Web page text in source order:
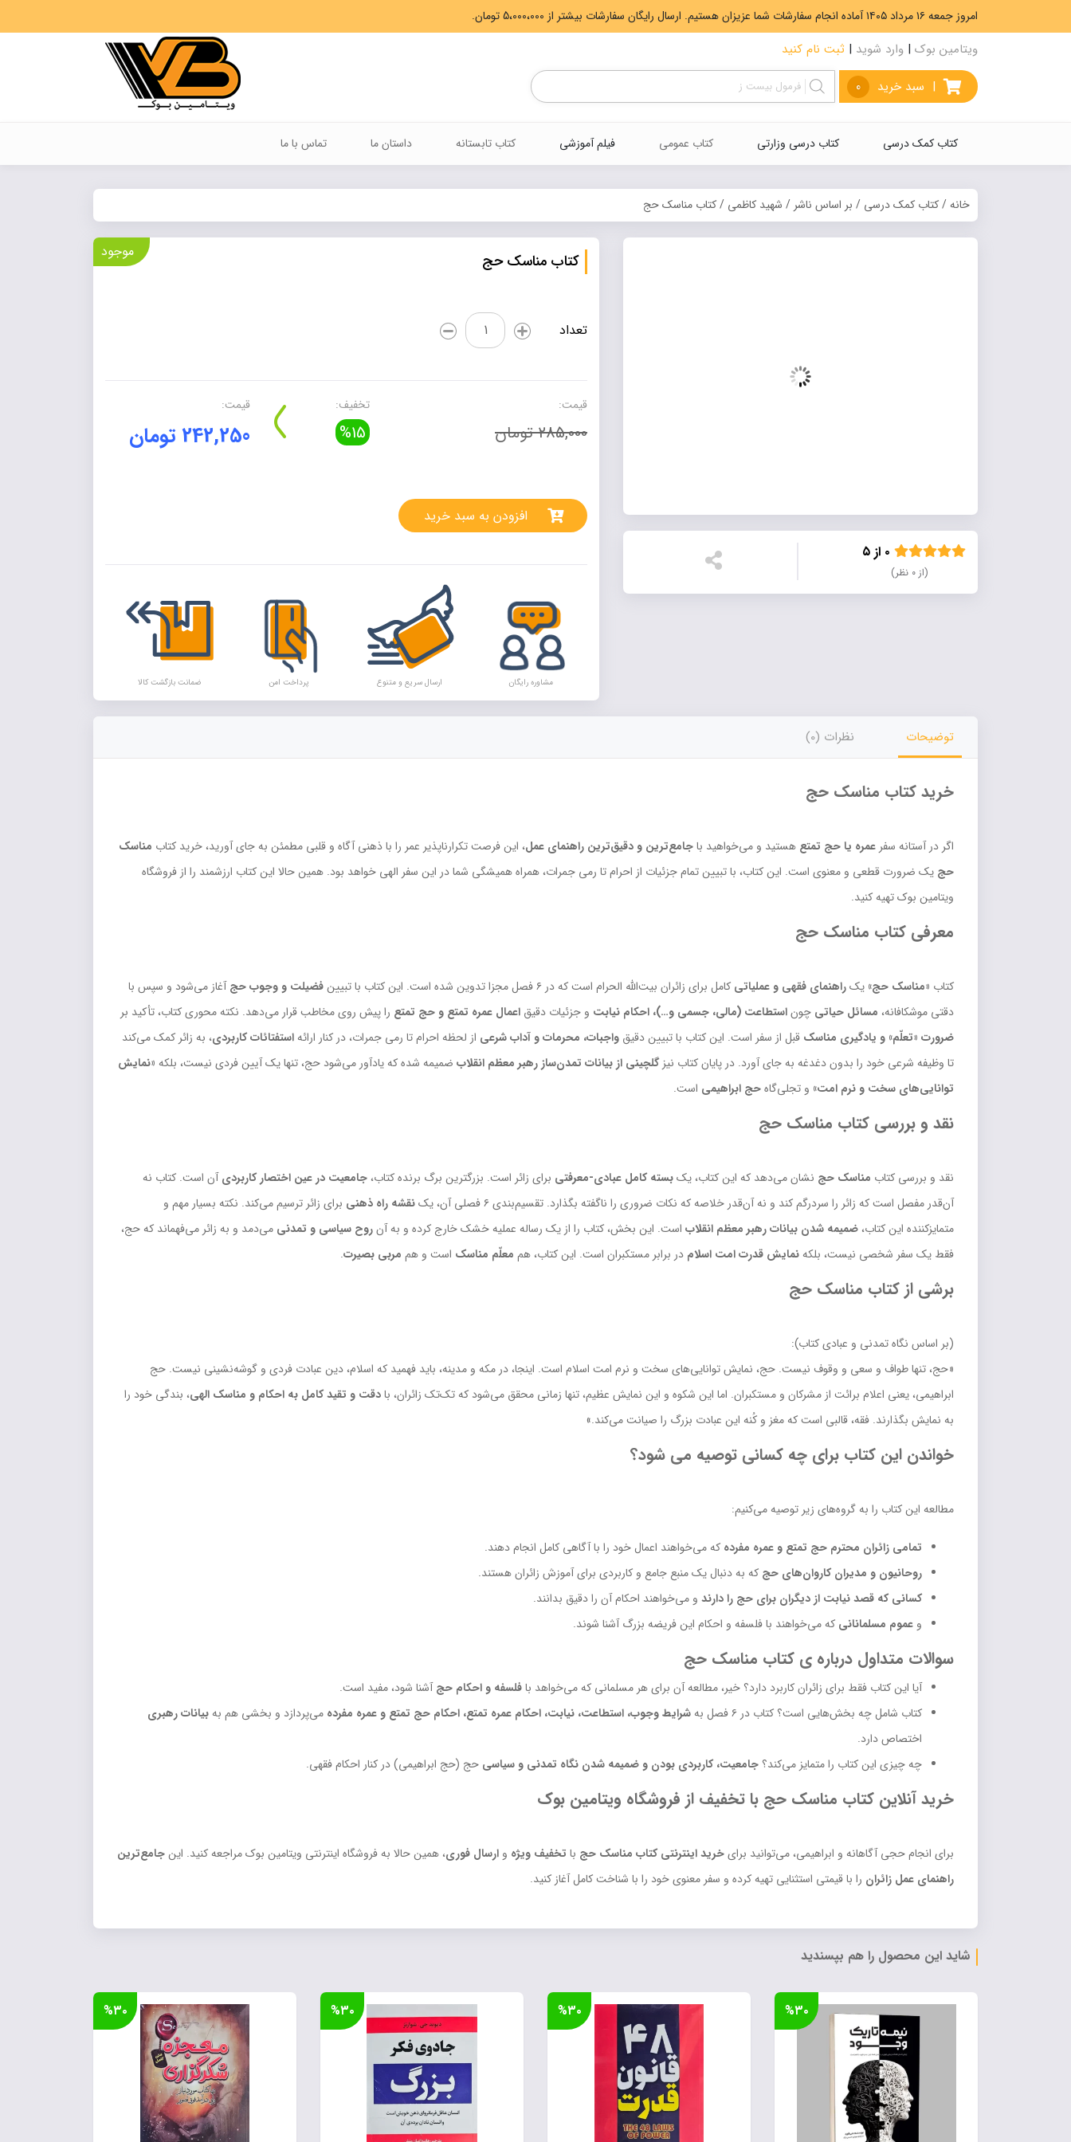
امروز جمعه ۱۶ مرداد ۱۴۰۵ آماده انجام سفارشات شما عزیزان هستیم. ارسال رایگان سفارشات بیشتر از 5،000،000 تومان.
ویتامین بوک | وارد شوید | ثبت نام کنید
| سبد خرید 0
Products
search
کتاب کمک درسی کتاب درسی وزارتی کتاب عمومی فیلم آموزشی کتاب تابستانه داستان ما تماس با ما
خانه/کتاب کمک درسی / بر اساس ناشر / شهید کاظمی / کتاب مناسک حج
(از ۰ نظر)
کتاب مناسک حج موجود
تعداد
کتاب
مناسک
عدد
قیمت:
285,000 تومان
تخفیف:
%15
قیمت:
242,250 تومان
افزودن به سبد خرید
مشاوره رایگان ارسال سریع و متنوع پرداخت امن ضمانت بازگشت کالا
توضیحات نظرات (0)
خرید کتاب مناسک حج
اگر در آستانه سفر عمره یا حج تمتع هستید و می‌خواهید باجامع‌ترین و دقیق‌ترین راهنمای عمل، این فرصت تکرارناپذیر عمر را با ذهنی آگاه و قلبی مطمئن به جای آورید، خرید کتاب مناسک
حج یک ضرورت قطعی و معنوی است. این کتاب، با تبیین تمام جزئیات از احرام تا رمی جمرات، همراه همیشگی شما در این سفر الهی خواهد بود. همین حالا این کتاب ارزشمند را از فروشگاه
ویتامین بوک تهیه کنید.
معرفی کتاب مناسک حج
کتاب «مناسک حج» یکراهنمای فقهی و عملیاتی کامل برای زائران بیت‌الله الحرام است که در ۶ فصل مجزا تدوین شده است. این کتاب با تبیین فضیلت و وجوب حجآغاز می‌شود و سپس با
دقتی موشکافانه، مسائل حیاتی چوناستطاعت (مالی، جسمی و…)، احکام نیابت و جزئیات دقیق اعمال عمره تمتع و حج تمتع را پیش روی مخاطب قرار می‌دهد. نکته محوری کتاب، تأکید بر
ضرورت «تعلّم» و یادگیری مناسک قبل از سفر است. این کتاب با تبیین دقیق واجبات، محرمات و آداب شرعی از لحظه احرام تا رمی جمرات، در کنار ارائهاستفتائات کاربردی، به زائر کمک می‌کند
تا وظیفه شرعی خود را بدون دغدغه به جای آورد. در پایان کتاب نیزگلچینی از بیانات تمدن‌ساز رهبر معظم انقلاب ضمیمه شده که یادآور می‌شود حج، تنها یک آیین فردی نیست، بلکه «نمایش
توانایی‌های سخت و نرم امت» و تجلی‌گاهحج ابراهیمی است.
نقد و بررسی کتاب مناسک حج
نقد و بررسی کتاب مناسک حج نشان می‌دهد که این کتاب، یکبسته کامل عبادی-معرفتی برای زائر است. بزرگترین برگ برنده کتاب، جامعیت در عین اختصار کاربردیآن است. کتاب نه
آن‌قدر مفصل است که زائر را سردرگم کند و نه آن‌قدر خلاصه که نکات ضروری را ناگفته بگذارد. تقسیم‌بندی ۶ فصلی آن، یک
نقشه راه ذهنی برای زائر ترسیم می‌کند. نکته بسیار مهم و
متمایزکننده این کتاب، ضمیمه شدن بیانات رهبر معظم انقلاب است. این بخش، کتاب را از یک رساله عملیه خشک خارج کرده و به آنروح سیاسی و تمدنی می‌دمد و به زائر می‌فهماند که حج،
فقط یک سفر شخصی نیست، بلکهنمایش قدرت امت اسلام در برابر مستکبران است. این کتاب، هم معلّم مناسک است و هم مربی بصیرت.
برشی از کتاب مناسک حج
(بر اساس نگاه تمدنی و عبادی کتاب):
«حج، تنها طواف و سعی و وقوف نیست. حج، نمایش توانایی‌های سخت و نرم امت اسلام است. اینجا، در مکه و مدینه، باید فهمید که اسلام، دین عبادت فردی و گوشه‌نشینی نیست. حج
ابراهیمی، یعنی اعلام برائت از مشرکان و مستکبران. اما این شکوه و این نمایش عظیم، تنها زمانی محقق می‌شود که تک‌تک زائران، بادقت و تقید کامل به احکام و مناسک الهی، بندگی خود را
به نمایش بگذارند. فقه، قالبی است که مغز و کُنه این عبادت بزرگ را صیانت می‌کند.»
خواندن این کتاب برای چه کسانی توصیه می شود؟
مطالعه این کتاب را به گروه‌های زیر توصیه می‌کنیم:
تمامی زائران محترم حج تمتع و عمره مفرده که می‌خواهند اعمال خود را با آگاهی کامل انجام دهند.
روحانیون و مدیران کاروان‌های حج که به دنبال یک منبع جامع و کاربردی برای آموزش زائران هستند.
کسانی که قصد نیابت از دیگران برای حج را دارند و می‌خواهند احکام آن را دقیق بدانند.
و عموم مسلمانانی که می‌خواهند با فلسفه و احکام این فریضه بزرگ آشنا شوند.
سوالات متداول درباره ی کتاب مناسک حج
آیا این کتاب فقط برای زائران کاربرد دارد؟ خیر، مطالعه آن برای هر مسلمانی که می‌خواهد بافلسفه و احکام حجآشنا شود، مفید است.
کتاب شامل چه بخش‌هایی است؟ کتاب در ۶ فصل به
شرایط وجوب، استطاعت، نیابت، احکام عمره تمتع، احکام حج تمتع و عمره مفرده می‌پردازد و بخشی هم بهبیانات رهبری
اختصاص دارد.
چه چیزی این کتاب را متمایز می‌کند؟ جامعیت، کاربردی بودن و ضمیمه شدن نگاه تمدنی و سیاسی حج (حج ابراهیمی) در کنار احکام فقهی.
خرید آنلاین کتاب مناسک حج با تخفیف از فروشگاه ویتامین بوک
برای انجام حجی آگاهانه و ابراهیمی، می‌توانید برایخرید اینترنتی کتاب مناسک حج با تخفیف ویژه و ارسال فوری، همین حالا به فروشگاه اینترنتی ویتامین بوک مراجعه کنید. اینجامع‌ترین
راهنمای عمل زائران را با قیمتی استثنایی تهیه کرده و سفر معنوی خود را با شناخت کامل آغاز کنید.
شاید این محصول را هم بپسندید
%۳۰ %۳۰ %۳۰ %۳۰